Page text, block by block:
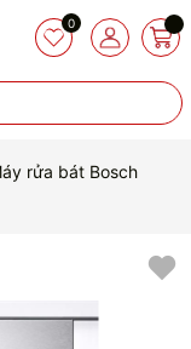
0
rửa bát Bosch